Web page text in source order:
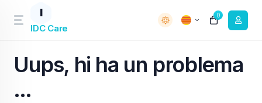
IDC Care
0
Uups, hi ha un problema
...